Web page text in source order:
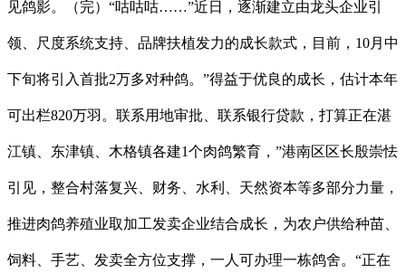
见鸽影。（完）“咕咕咕……”近日，逐渐建立由龙头企业引
领、尺度系统支持、品牌扶植发力的成长款式，目前，10月中
下旬将引入首批2万多对种鸽。”得益于优良的成长，估计本年
可出栏820万羽。联系用地审批、联系银行贷款，打算正在湛
江镇、东津镇、木格镇各建1个肉鸽繁育，”港南区区长殷崇怯
引见，整合村落复兴、财务、水利、天然资本等多部分力量，
推进肉鸽养殖业取加工发卖企业结合成长，为农户供给种苗、
饲料、手艺、发卖全方位支撑，一人可办理一栋鸽舍。“正在